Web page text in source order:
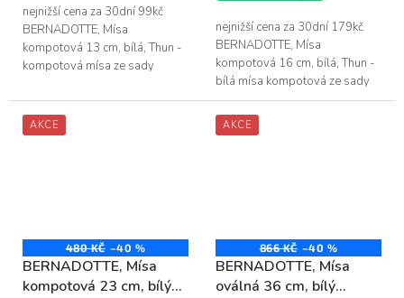
5
hvězdiček.
nejnižší cena za 30dní 99kč
BERNADOTTE, Mísa
kompotová 13 cm, bílá, Thun -
kompotová mísa ze sady
barvě bílá - průměr kompotové
mísy je 13 cm - vyrobeno...
nejnižší cena za 30dní 179kč
BERNADOTTE, Mísa
kompotová 16 cm, bílá, Thun -
bílá mísa kompotová ze sady
BERNADOTTE bez dekoru -
průměr mísy BERNADOTTE 16
cm - vyrobeno z...
AKCE
480 KČ –40 %
BERNADOTTE, Mísa
kompotová 23 cm, bílý
AKCE
866 KČ –40 %
BERNADOTTE, Mísa
oválná 36 cm, bílý